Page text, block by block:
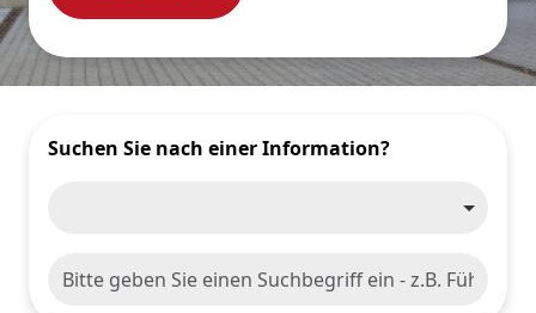
Suchen Sie nach einer Information?